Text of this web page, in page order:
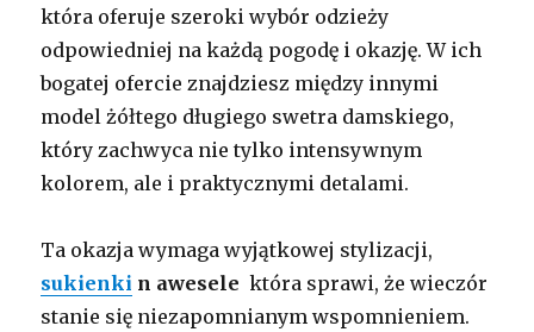
która oferuje szeroki wybór odzieży
odpowiedniej na każdą pogodę i okazję. W ich
bogatej ofercie znajdziesz między innymi
model żółtego długiego swetra damskiego,
który zachwyca nie tylko intensywnym
kolorem, ale i praktycznymi detalami.
Ta okazja wymaga wyjątkowej stylizacji,
sukienki n awesele która sprawi, że wieczór
stanie się niezapomnianym wspomnieniem.